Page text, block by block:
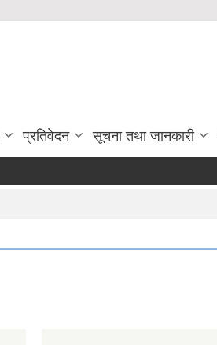
प्रतिवेदन सूचना तथा जानकारी